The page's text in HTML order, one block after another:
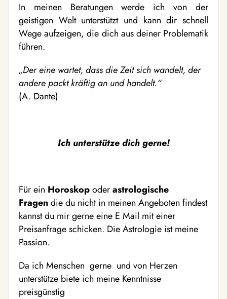
In meinen Beratungen werde ich von der
geistigen Welt unterstützt und kann dir schnell
Wege aufzeigen, die dich aus deiner Problematik
führen.
„Der eine wartet, dass die Zeit sich wandelt, der
andere packt kräftig an und handelt.“
(A. Dante)
Ich unterstütze dich gerne!
Für ein Horoskopoderastrologische
Fragendie du nicht in meinen Angeboten findest
kannst du mir gerne eine E Mail mit einer
Preisanfrage schicken. Die Astrologie ist meine
Passion.
Da ich Menschen gerne und von Herzen
unterstütze biete ich meine Kenntnisse
preisgünstig